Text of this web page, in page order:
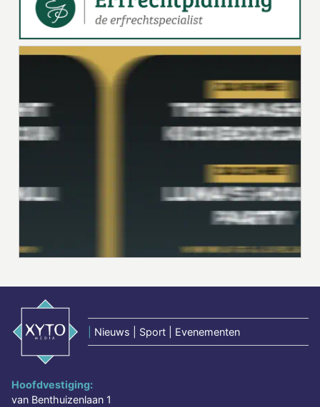
Nieuws | Sport | Evenementen
Hoofdvestiging:
van Benthuizenlaan 1